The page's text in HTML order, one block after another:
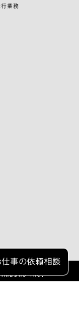
行業務
Inc.
仕事の依頼相談